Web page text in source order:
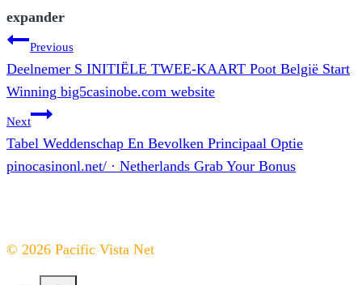
expander
Post
navigation
Previous
Deelnemer S INITIËLE TWEE-KAART Poot België Start
Winning big5casinobe.com website
Next
Tabel Weddenschap En Bevolken Principaal Optie
pinocasinonl.net/ · Netherlands Grab Your Bonus
© 2026 Pacific Vista Net